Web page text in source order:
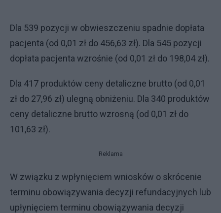
Dla 539 pozycji w obwieszczeniu spadnie dopłata
pacjenta (od 0,01 zł do 456,63 zł). Dla 545 pozycji
dopłata pacjenta wzrośnie (od 0,01 zł do 198,04 zł).
Dla 417 produktów ceny detaliczne brutto (od 0,01
zł do 27,96 zł) ulegną obniżeniu. Dla 340 produktów
ceny detaliczne brutto wzrosną (od 0,01 zł do
101,63 zł).
Reklama
W związku z wpłynięciem wniosków o skrócenie
terminu obowiązywania decyzji refundacyjnych lub
upłynięciem terminu obowiązywania decyzji